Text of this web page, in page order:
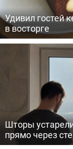
Удивил гостей
в восторге
Шторы
прямо через